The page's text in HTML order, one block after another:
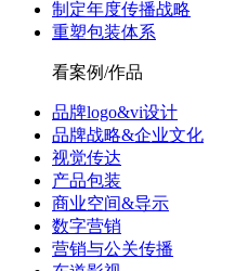
制定年度传播战略
重塑包装体系
看案例/作品
品牌logo&vi设计
品牌战略&企业文化
视觉传达
产品包装
商业空间&导示
数字营销
营销与公关传播